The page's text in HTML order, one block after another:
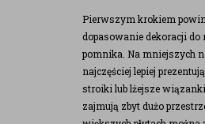
Pierwszym krokiem
dopasowanie dekoracji do
pomnika. Na mniejszych
najczęściej lepiej
stroiki lub lżejsze
zajmują zbyt dużo